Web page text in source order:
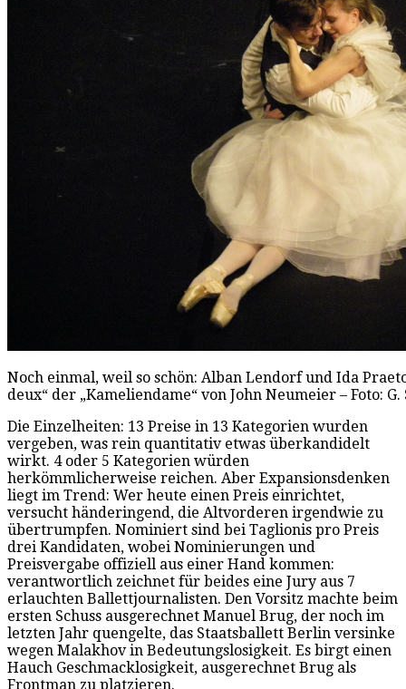
Noch einmal, weil so schön: Alban Lendorf und Ida
deux“ der „Kameliendame“ von John Neumeier – Foto:
Die Einzelheiten: 13 Preise in 13 Kategorien wurden
vergeben, was rein quantitativ etwas überkandidelt
wirkt. 4 oder 5 Kategorien würden
herkömmlicherweise reichen. Aber Expansionsdenken
liegt im Trend: Wer heute einen Preis einrichtet,
versucht händeringend, die Altvorderen irgendwie zu
übertrumpfen. Nominiert sind bei Taglionis pro Preis
drei Kandidaten, wobei Nominierungen und
Preisvergabe offiziell aus einer Hand kommen:
verantwortlich zeichnet für beides eine Jury aus 7
erlauchten Ballettjournalisten. Den Vorsitz machte beim
ersten Schuss ausgerechnet Manuel Brug, der noch im
letzten Jahr quengelte, das Staatsballett Berlin versinke
wegen Malakhov in Bedeutungslosigkeit. Es birgt einen
Hauch Geschmacklosigkeit, ausgerechnet Brug als
Frontman zu platzieren.